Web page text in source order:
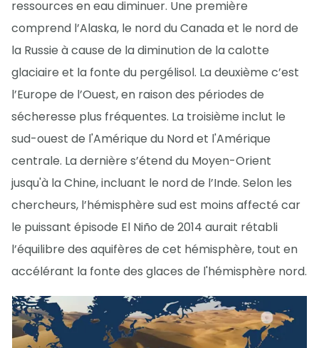
ressources en eau diminuer. Une première
comprend l’Alaska, le nord du Canada et le nord de
la Russie à cause de la diminution de la calotte
glaciaire et la fonte du pergélisol. La deuxième c’est
l’Europe de l’Ouest, en raison des périodes de
sécheresse plus fréquentes. La troisième inclut le
sud-ouest de l'Amérique du Nord et l'Amérique
centrale. La dernière s’étend du Moyen-Orient
jusqu'à la Chine, incluant le nord de l’Inde. Selon les
chercheurs, l’hémisphère sud est moins affecté car
le puissant épisode El Niño de 2014 aurait rétabli
l’équilibre des aquifères de cet hémisphère, tout en
accélérant la fonte des glaces de l'hémisphère nord.